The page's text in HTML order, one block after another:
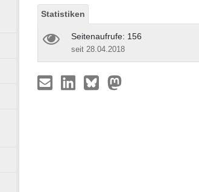
Statistiken
Seitenaufrufe: 156
seit 28.04.2018